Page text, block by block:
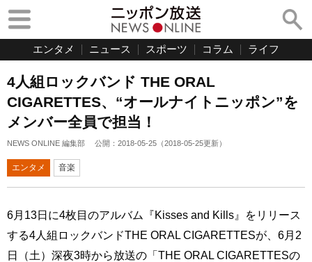
エンタメ ニュース スポーツ コラム ライフ
4人組ロックバンド THE ORAL
CIGARETTES、“オールナイトニッポン”を
メンバー全員で担当！
NEWS ONLINE 編集部 公開： 2018-05-25 （2018-05-25更新）
エンタメ 音楽
6月13日に4枚目のアルバム『Kisses and Kills』をリリース
する4人組ロックバンドTHE ORAL CIGARETTESが、6月2
日（土）深夜3時から放送の「THE ORAL CIGARETTESの